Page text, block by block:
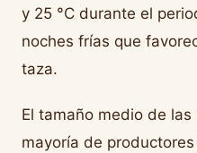
y 25 °C durante el
noches frías que
taza.
El tamaño medio de
mayoría de